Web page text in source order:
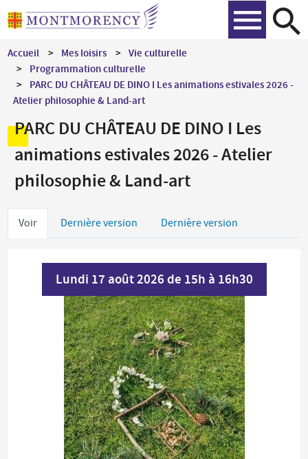
Aller
au
principal
Accueil Mes loisirs
Vie culturelle
Programmation culturelle
PARC DU CHÂTEAU DE DINO I Les animations estivales 2026 -
Atelier philosophie & Land-art
PARC DU CHÂTEAU DE DINO I Les
animations estivales 2026 - Atelier
philosophie & Land-art
Onglets
Voir Dernière version Dernière version
Lundi 17 août 2026 de 15h à 16h30